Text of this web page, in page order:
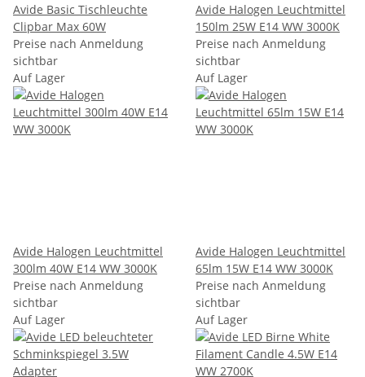
Avide Basic Tischleuchte
Clipbar Max 60W
Preise nach Anmeldung
sichtbar
Avide Halogen Leuchtmittel
150lm 25W E14 WW 3000K
Preise nach Anmeldung
sichtbar
Auf Lager
Avide Halogen Leuchtmittel
300lm 40W E14 WW 3000K
Preise nach Anmeldung
sichtbar
Auf Lager
Avide Halogen Leuchtmittel
65lm 15W E14 WW 3000K
Preise nach Anmeldung
sichtbar
Auf Lager
Auf Lager